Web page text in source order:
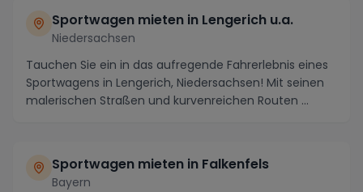
Sportwagen mieten in Lengerich u.a.
Niedersachsen
Tauchen Sie ein in das aufregende Fahrerlebnis eines
Sportwagens in Lengerich, Niedersachsen! Mit seinen
malerischen Straßen und kurvenreichen Routen ...
Sportwagen mieten in Falkenfels
Bayern